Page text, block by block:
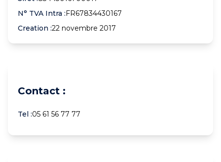
N° TVA Intra :FR67834430167
Creation :22 novembre 2017
Contact :
Tel :05 61 56 77 77